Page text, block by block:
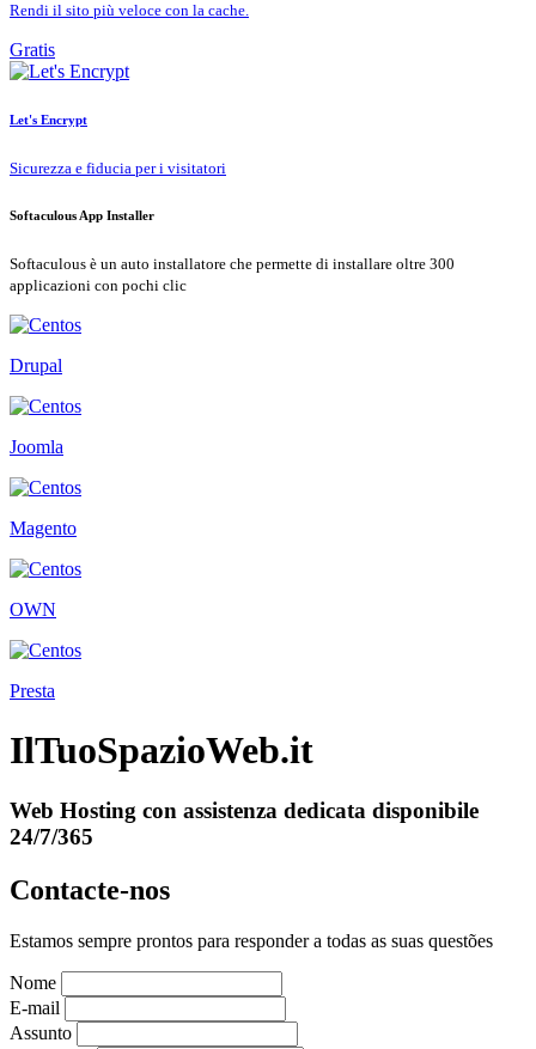
Rendi il sito più veloce con la cache.
Gratis
Let's Encrypt
Sicurezza e fiducia per i visitatori
Softaculous App Installer
Softaculous è un auto installatore che permette di installare oltre 300
applicazioni con pochi clic
Drupal
Joomla
Magento
OWN
Presta
IlTuoSpazioWeb.it
Web Hosting con assistenza dedicata disponibile
24/7/365
Contacte-nos
Estamos sempre prontos para responder a todas as suas questões
Nome
E-mail
Assunto